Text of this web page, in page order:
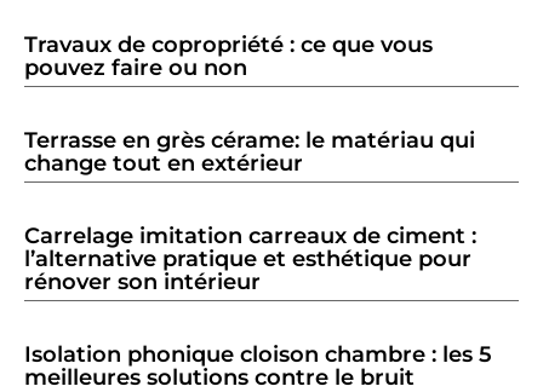
Travaux de copropriété : ce que vous
pouvez faire ou non
Terrasse en grès cérame: le matériau qui
change tout en extérieur
Carrelage imitation carreaux de ciment :
l’alternative pratique et esthétique pour
rénover son intérieur
Isolation phonique cloison chambre : les 5
meilleures solutions contre le bruit